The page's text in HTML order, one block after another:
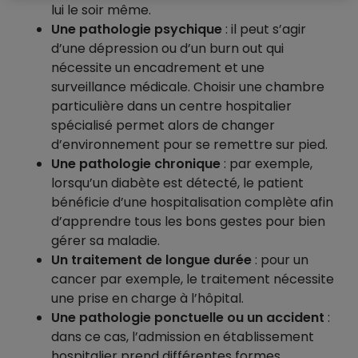
lui le soir même.
Une pathologie psychique : il peut s’agir
d’une dépression ou d’un burn out qui
nécessite un encadrement et une
surveillance médicale. Choisir une chambre
particulière dans un centre hospitalier
spécialisé permet alors de changer
d’environnement pour se remettre sur pied.
Une pathologie chronique : par exemple,
lorsqu’un diabète est détecté, le patient
bénéficie d’une hospitalisation complète afin
d’apprendre tous les bons gestes pour bien
gérer sa maladie.
Un traitement de longue durée : pour un
cancer par exemple, le traitement nécessite
une prise en charge à l’hôpital.
Une pathologie ponctuelle ou un accident :
dans ce cas, l’admission en établissement